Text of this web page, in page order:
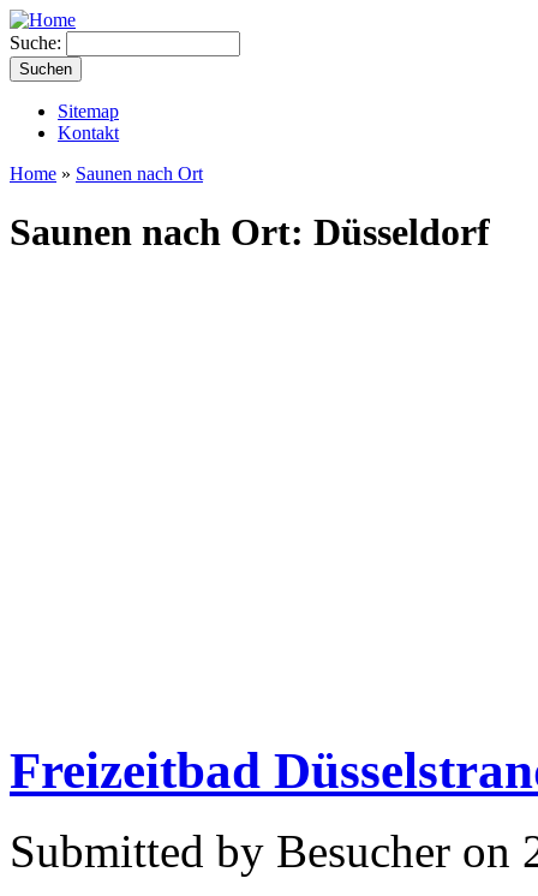
Suche:
Sitemap
Kontakt
Home » Saunen nach Ort
Saunen nach Ort: Düsseldorf
Freizeitbad
Submitted by Besucher on